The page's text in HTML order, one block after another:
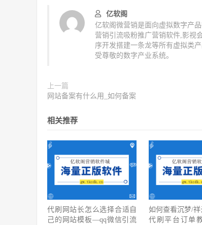
亿软阁
亿软阁微营销是面向虚拟数字产
营销引流吸粉推广营销软件,影视
序开发搭建一条龙等所有虚拟类
受尊敬的数字产业系统。
上一篇
网站备案有什么用_如何备案
相关推荐
代刷网站长怎么选择合适自
己的网站模板—qq微信引流
如何查看沉梦/
代刷平台订单